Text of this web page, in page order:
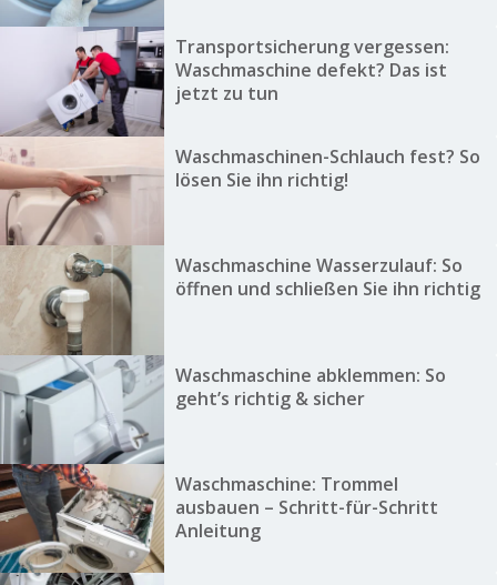
Transportsicherung vergessen:
Waschmaschine defekt? Das ist
jetzt zu tun
Waschmaschinen-Schlauch fest? So
lösen Sie ihn richtig!
Waschmaschine Wasserzulauf: So
öffnen und schließen Sie ihn richtig
Waschmaschine abklemmen: So
geht’s richtig & sicher
Waschmaschine: Trommel
ausbauen – Schritt-für-Schritt
Anleitung